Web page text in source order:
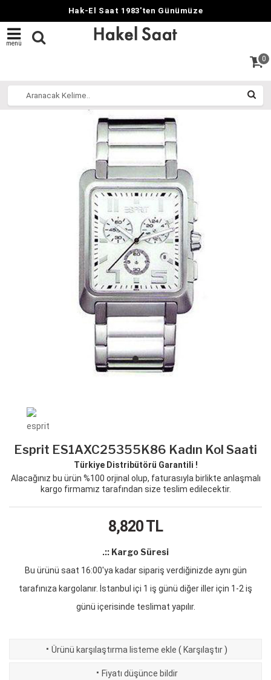
Hak-El Saat 1983'ten Günümüze
menü
0
Esprit ES1AXC25355K86 Kadın Kol Saati
Türkiye Distribütörü Garantili !
Alacağınız bu ürün %100 orjinal olup, faturasıyla birlikte anlaşmalı
kargo firmamız tarafından size teslim edilecektir.
8,820TL
.:: Kargo Süresi
Bu ürünü saat 16:00'ya kadar sipariş verdiğinizde aynı gün
tarafınıza kargolanır. İstanbul içi 1 iş günü diğer iller için 1-2 iş
günü içerisinde teslimat yapılır.
· Ürünü karşılaştırma listeme ekle ( Karşılaştır )
· Fiyatı düşünce bildir